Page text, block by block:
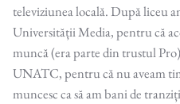
televiziunea locală. După liceu
Universității Media, pentru că
muncă (era parte din trustul
UNATC, pentru că nu aveam
muncesc ca să am bani de